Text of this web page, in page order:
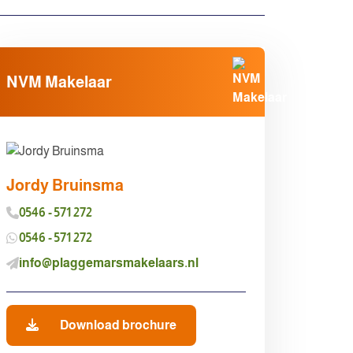
NVM Makelaar
Jordy Bruinsma
0546 - 571 272
0546 - 571 272
info@plaggemarsmakelaars.nl
Download brochure